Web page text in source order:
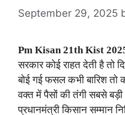
September 29, 2025
Pm Kisan 21th Kist
सरकार कोई राहत देती है
बोई गई फसल कभी बारिश तो
वक्त में पैसों की तंगी सबसे
प्रधानमंत्री किसान सम्मान